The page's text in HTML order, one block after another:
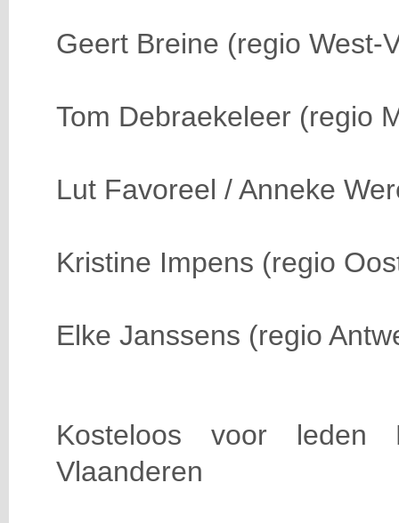
Geert Breine (regio West-
Tom Debraekeleer (regio
Lut Favoreel / Anneke
Kristine Impens (regio
Elke Janssens (regio
Kosteloos voor leden
Vlaanderen